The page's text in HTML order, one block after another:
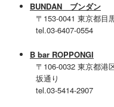
BUNDAN ブンダン
〒153-0041 東京都
tel.03-6407-0554
B bar ROPPONGI
〒106-0032 東京都
坂通り
tel.03-5414-2907